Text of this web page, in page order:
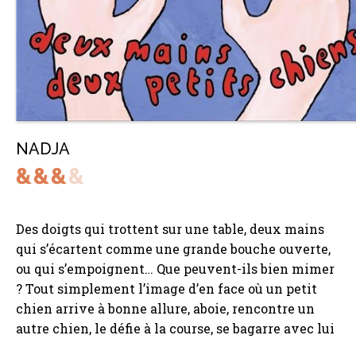
NADJA
Des doigts qui trottent sur une table, deux mains
qui s’écartent comme une grande bouche ouverte,
ou qui s’empoignent… Que peuvent-ils bien mimer
? Tout simplement l’image d’en face où un petit
chien arrive à bonne allure, aboie, rencontre un
autre chien, le défie à la course, se bagarre avec lui